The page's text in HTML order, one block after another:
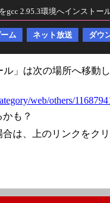
gcc 2.95.3環境へインストー
ム ネット放送
ダウ
ル」は次の場所へ移動
web/others/
も？
は、上のリンクをク